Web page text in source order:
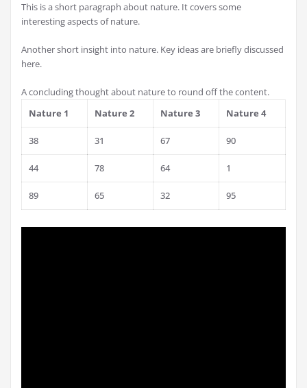
This is a short paragraph about nature. It covers some
interesting aspects of nature.
Another short insight into nature. Key ideas are briefly discussed
here.
A concluding thought about nature to round off the content.
Nature 1
Nature 2 Nature 3 Nature 4
38 31 67 90
44 78 64 1
89 65 32 95